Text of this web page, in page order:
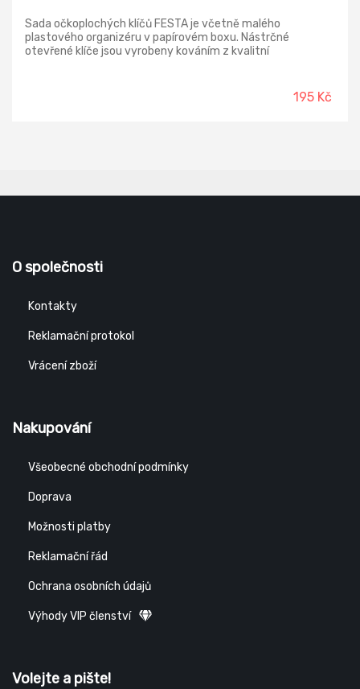
Sada očkoplochých klíčů FESTA je včetně malého
plastového organizéru v papírovém boxu. Nástrčné
otevřené klíče jsou vyrobeny kováním z kvalitní
tvrdochromem pro dosažení optimální povrchové tvrdosti a
195 Kč
O společnosti
Kontakty
Reklamační protokol
Vrácení zboží
Nakupování
Všeobecné obchodní podmínky
Doprava
Možnosti platby
Reklamační řád
Ochrana osobních údajů
Výhody VIP členství
Volejte a pište!